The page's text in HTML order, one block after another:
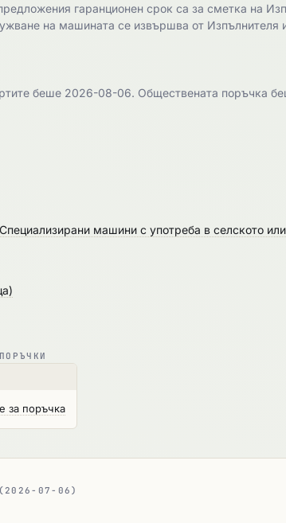
гаранционен срок са за сметка на
на машината се извършва от Изпълнителя
беше 2026-08-06. Обществената поръчка
Специализирани машини с употреба в селското
за поръчка
07-06)